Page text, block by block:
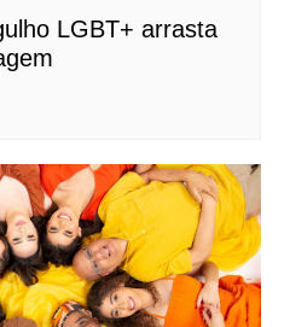
LGBT+ arrasta